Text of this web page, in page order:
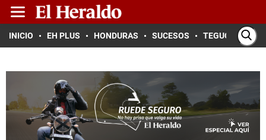
INICIO EH PLUS HONDURAS SUCESOS TEGUCIGALPA